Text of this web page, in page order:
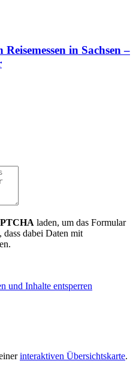
in Sachsen –
laden, um das Formular
dass dabei Daten mit
und Inhalte entsperren
interaktiven Übersichtskarte.